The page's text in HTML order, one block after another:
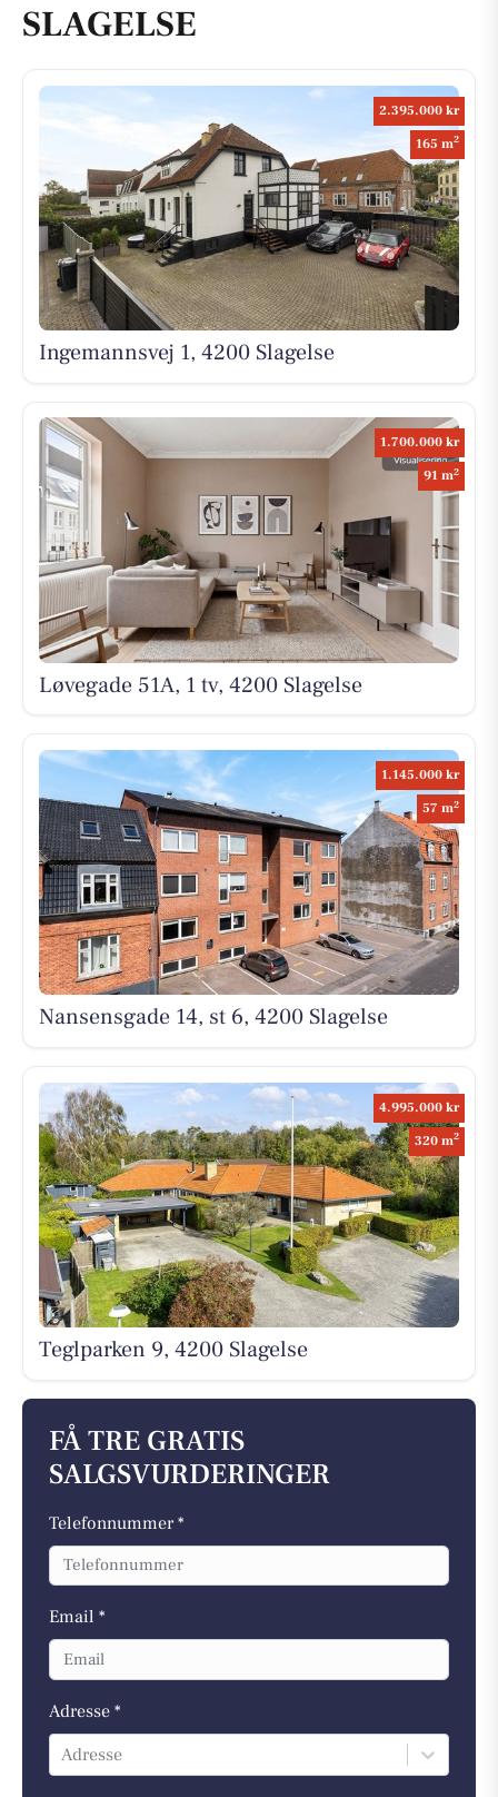
SLAGELSE
2.395.000 kr
165 m2
Ingemannsvej 1, 4200 Slagelse
1.700.000 kr
91 m2
Løvegade 51A, 1 tv, 4200 Slagelse
1.145.000 kr
57 m2
Nansensgade 14, st 6, 4200 Slagelse
4.995.000 kr
320 m2
Teglparken 9, 4200 Slagelse
FÅ TRE GRATIS
SALGSVURDERINGER
Telefonnummer *
Email *
Adresse *
Adresse